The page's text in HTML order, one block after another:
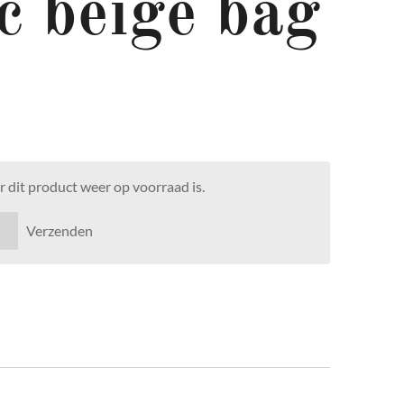
beige bag
dit product weer op voorraad is.
Verzenden